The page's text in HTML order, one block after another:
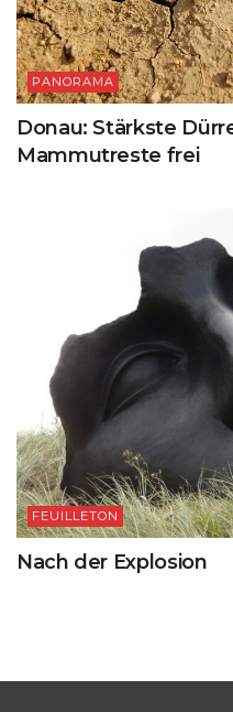
PANORAMA
Donau: Stärkste
Mammutreste frei
FEUILLETON
Nach der Explosion